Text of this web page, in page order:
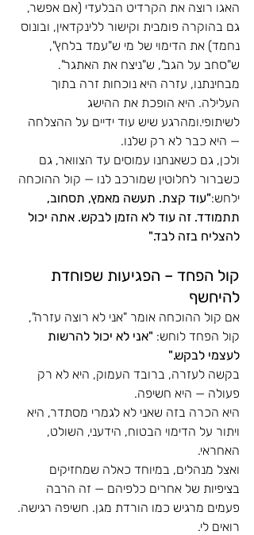
האגו רוצה את הקרדיט הבלעדי (אם אפשר,
גם בהוקרה פומבית וקישור ללינקדאין, ובונוס
נחמד) את הדימוי של מי ש"עמד בלחץ",
ש"סחב על הגב", ש"ניצח את האתגר".
מבחינתנו, עזרה היא נוכחות זרה בתוך
העלילה. היא הופכת את ההישג
לשיתופי.ומהרגע שיש עוד ידיים על ההצלחה
— היא כבר לא רק שלנו.
ולכן, גם כשאנחנו עמוסים עד הצוואר, גם
כשברור לחלוטין שמורכב לנו — קול ההוכחה
ילחש:"עוד קצת. תעשה מאמץ, תסחוב,
תתמודד. זה עוד לא הזמן לבקש. אתה יכול
להצליח בזה לבד."
קול הפחד – הפגיעות שפוחדת
להיחשף
אם קול ההוכחה אומר "אני לא רוצה עזרה",
קול הפחד לוחש: "אני לא יכול להרשות
לעצמי לבקש."
בקשה לעזרה, ברובד העמוק, היא לא רק
פעולה — היא חשיפה.
היא הכרה בזה שאני לא לגמרי מסתדר, היא
ויתור על הדימוי הבטוח, הידעני, השולט,
האחראי.
ואצל מנהלים, במיוחד כאלה שמחזיקים
בציפיות של אחרים כלפיהם — זה הרבה
פעמים מרגיש כמו הורדת מגן. חשיפה רגישה.
רואים לי.